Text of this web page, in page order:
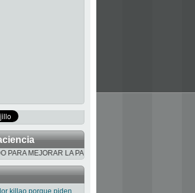
MEJORAR LA PAGINA
killao porque piden